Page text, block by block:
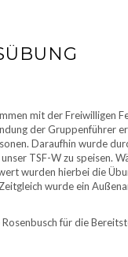
mit der Freiwilligen
der Gruppenführer
Daraufhin wurde
TSF-W zu speisen.
wurden hierbei die
wurde ein
für die